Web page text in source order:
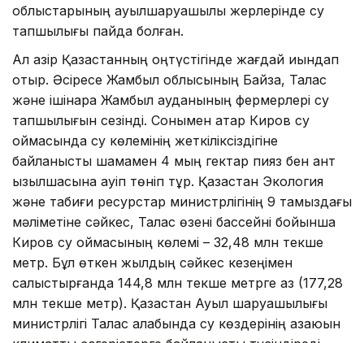
облыстарының ауылшаруашылық жерлерінде су
тапшылығы пайда болған.
Ал қазір Қазақстанның оңтүстігінде жағдай қиындап
отыр. Әсіресе Жамбыл облысының Байзақ, Талас
және ішінара Жамбыл ауданының фермерлері су
тапшылығын сезінді. Сонымен қатар Киров су
қоймасында су көлемінің жеткіліксіздігіне
байланысты шамамен 4 мың гектар пияз бен қант
қызылшасына қауіп төніп тұр. Қазақстан Экология
және табиғи ресурстар министрлігінің 9 тамыздағы
мәліметіне сәйкес, Талас өзені бассейні бойынша
Киров су қоймасының көлемі – 32,48 млн текше
метр. Бұл өткен жылдың сәйкес кезеңімен
салыстырғанда 144,8 млн текше метрге аз (177,28
млн текше метр). Қазақстан Ауыл шаруашылығы
министрлігі Талас алқабында су көздерінің азаюын